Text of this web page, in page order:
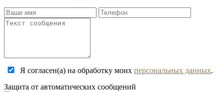
Я согласен(а) на обработку моих персональных данных.
Защита от автоматических сообщений